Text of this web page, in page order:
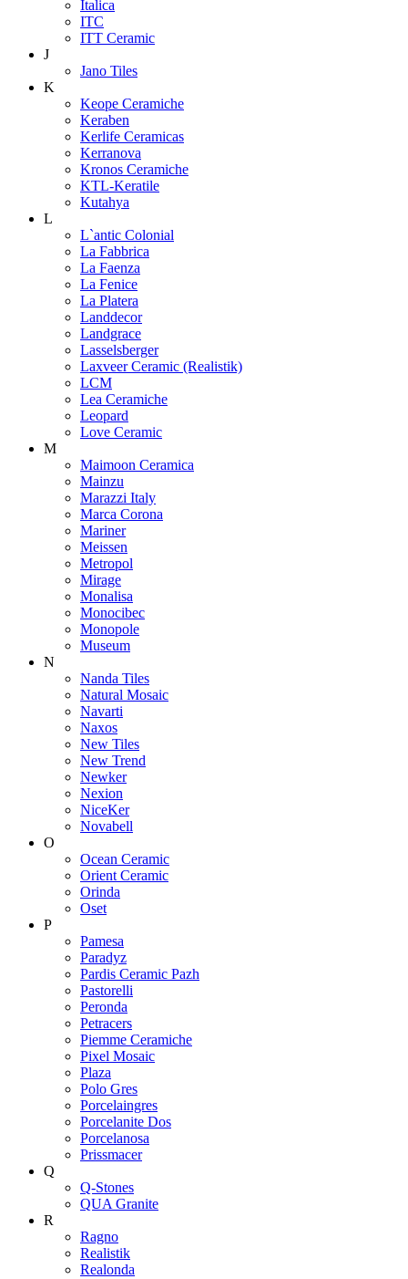
Italica
ITC
ITT Ceramic
J
Jano Tiles
K
Keope Ceramiche
Keraben
Kerlife Ceramicas
Kerranova
Kronos Ceramiche
KTL-Keratile
Kutahya
L
L`antic Colonial
La Fabbrica
La Faenza
La Fenice
La Platera
Landdecor
Landgrace
Lasselsberger
Laxveer Ceramic (Realistik)
LCM
Lea Ceramiche
Leopard
Love Ceramic
M
Maimoon Ceramica
Mainzu
Marazzi Italy
Marca Corona
Mariner
Meissen
Metropol
Mirage
Monalisa
Monocibec
Monopole
Museum
N
Nanda Tiles
Natural Mosaic
Navarti
Naxos
New Tiles
New Trend
Newker
Nexion
NiceKer
Novabell
O
Ocean Ceramic
Orient Ceramic
Orinda
Oset
P
Pamesa
Paradyz
Pardis Ceramic Pazh
Pastorelli
Peronda
Petracers
Piemme Ceramiche
Pixel Mosaic
Plaza
Polo Gres
Porcelaingres
Porcelanite Dos
Porcelanosa
Prissmacer
Q
Q-Stones
QUA Granite
R
Ragno
Realistik
Realonda